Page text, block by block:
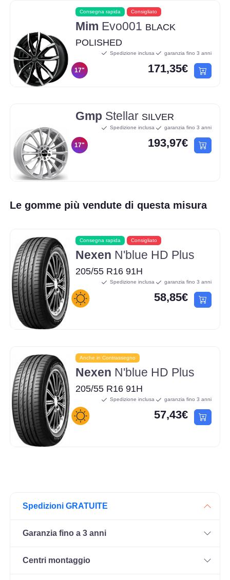
Consegna rapida Consigliato
Mim Evo001 BLACK
POLISHED
17"
Spedizione inclusa garanzia fino 3 anni
171,35€
Gmp Stellar SILVER
17"
Spedizione inclusa garanzia fino 3 anni
193,97€
Le gomme più vendute di questa misura
Consegna rapida Consigliato
Nexen N'blue HD Plus
205/55 R16 91H
Spedizione inclusa garanzia fino 3 anni
58,85€
Anche in Contrassegno
Nexen N'blue HD Plus
205/55 R16 91H
Spedizione inclusa garanzia fino 3 anni
57,43€
Spedizioni GRATUITE
Garanzia fino a 3 anni
Centri montaggio